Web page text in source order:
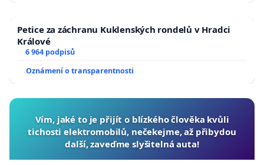
Petice za záchranu Kuklenských rondelů v Hradci
Králové
6 964 podpisů
Oznámení o transparentnosti
Vím, jaké to je přijít o blízkého člověka kvůli
tichosti elektromobilů, nečekejme, až přibydou
další, zaveďme slyšitelná auta!